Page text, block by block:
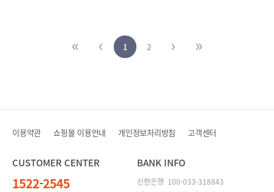
1 2
이용약관 쇼핑몰 이용안내 개인정보처리방침 고객센터
CUSTOMER CENTER
1522-2545
BANK INFO
신한은행 100-033-318843